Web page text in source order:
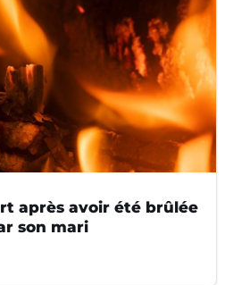
après avoir été brûlée
son mari